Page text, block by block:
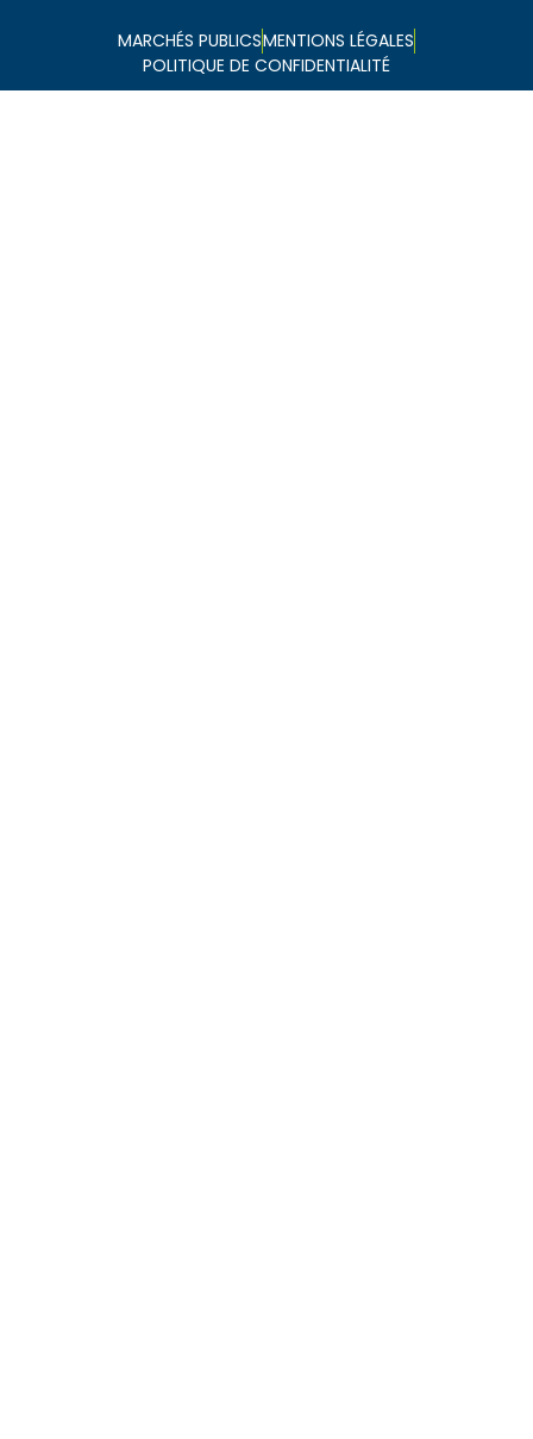
MARCHÉS PUBLICSMENTIONS LÉGALES
POLITIQUE DE CONFIDENTIALITÉ